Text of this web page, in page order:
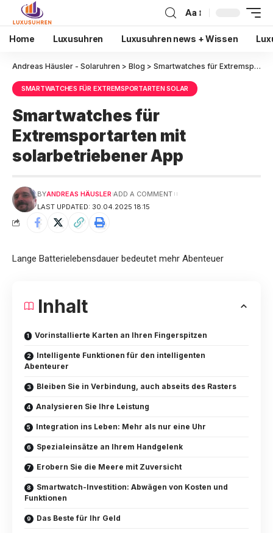
Aa
Home Luxusuhren Luxusuhren news + Wissen
Andreas Häusler - Solaruhren > Blog > Smartwatches für Extremsportarten Solar
SMARTWATCHES FÜR EXTREMSPORTARTEN SOLAR
Smartwatches für
Extremsportarten mit
solarbetriebener App
LAST UPDATED: 30.04.2025 18:15
BYANDREAS HÄUSLER ADD A COMMENT
Lange Batterielebensdauer bedeutet mehr Abenteuer
Inhalt
Vorinstallierte Karten an Ihren Fingerspitzen
Intelligente Funktionen für den intelligenten
Abenteurer
Bleiben Sie in Verbindung, auch abseits des Rasters
Analysieren Sie Ihre Leistung
Integration ins Leben: Mehr als nur eine Uhr
Spezialeinsätze an Ihrem Handgelenk
Erobern Sie die Meere mit Zuversicht
Smartwatch-Investition: Abwägen von Kosten und
Funktionen
Das Beste für Ihr Geld